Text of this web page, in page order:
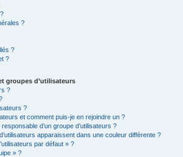
?
?
?
groupes d’utilisateurs
?
?
et comment puis-je en rejoindre un ?
d’un groupe d’utilisateurs ?
apparaissent dans une couleur différente ?
par défaut » ?
» ?